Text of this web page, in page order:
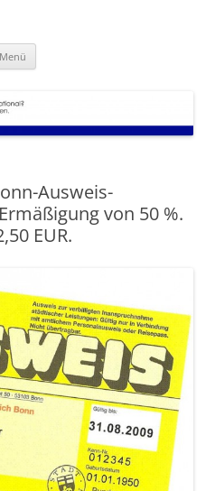
Menü
Ausweis-
von 50 %.
EUR.